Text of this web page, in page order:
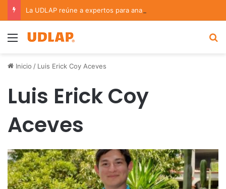
Menu
Inicio / Luis Erick Coy Aceves
Luis Erick Coy
Aceves